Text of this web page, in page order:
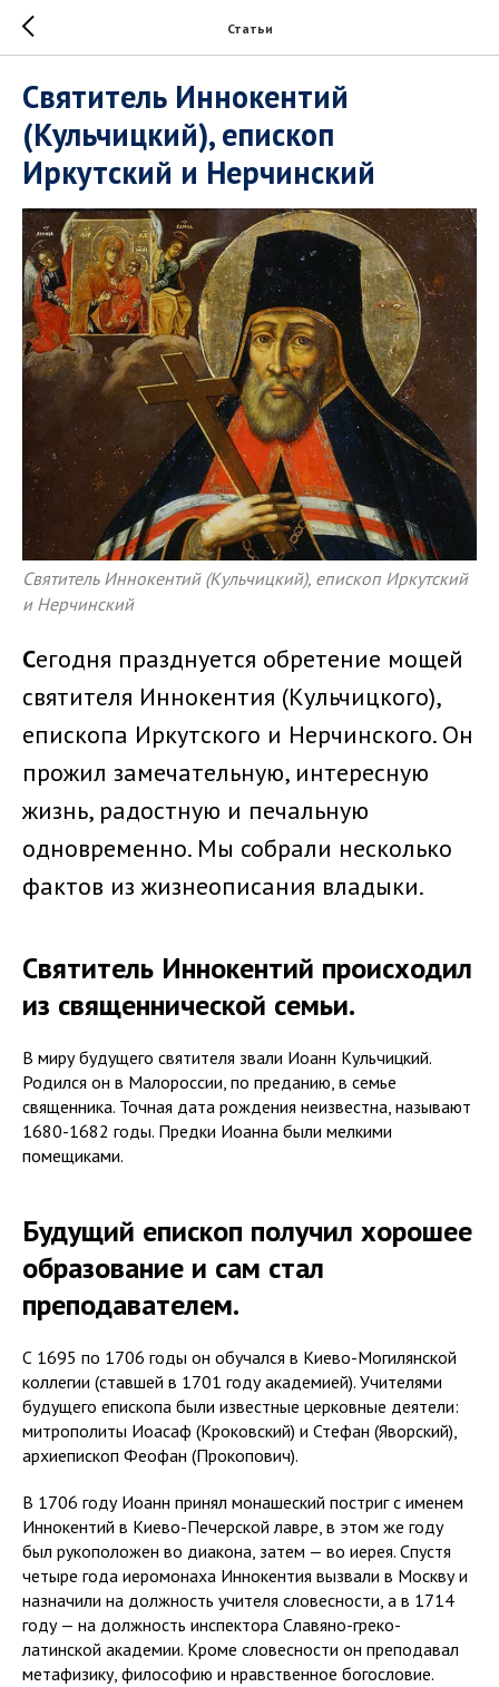
Статьи
Святитель Иннокентий
(Кульчицкий), епископ
Иркутский и Нерчинский
Святитель Иннокентий (Кульчицкий), епископ Иркутский
и Нерчинский
Сегодня празднуется обретение мощей
святителя Иннокентия (Кульчицкого),
епископа Иркутского и Нерчинского. Он
прожил замечательную, интересную
жизнь, радостную и печальную
одновременно. Мы собрали несколько
фактов из жизнеописания владыки.
Святитель Иннокентий происходил
из священнической семьи.
В миру будущего святителя звали Иоанн Кульчицкий.
Родился он в Малороссии, по преданию, в семье
священника. Точная дата рождения неизвестна, называют
1680-1682 годы. Предки Иоанна были мелкими
помещиками.
Будущий епископ получил хорошее
образование и сам стал
преподавателем.
С 1695 по 1706 годы он обучался в Киево-Могилянской
коллегии (ставшей в 1701 году академией). Учителями
будущего епископа были известные церковные деятели:
митрополиты Иоасаф (Кроковский) и Стефан (Яворский),
архиепископ Феофан (Прокопович).
В 1706 году Иоанн принял монашеский постриг с именем
Иннокентий в Киево-Печерской лавре, в этом же году
был рукоположен во диакона, затем — во иерея. Спустя
четыре года иеромонаха Иннокентия вызвали в Москву и
назначили на должность учителя словесности, а в 1714
году — на должность инспектора Славяно-греко-
латинской академии. Кроме словесности он преподавал
метафизику, философию и нравственное богословие.